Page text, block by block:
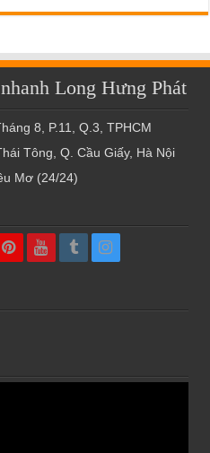
Long Hưng Phát
8, P.11, Q.3, TPHCM
Tông, Q. Cầu Giấy, Hà Nội
Mơ (24/24)